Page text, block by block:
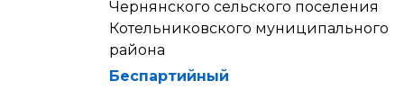
Чернянского сельского поселения
Котельниковского муниципального
района
Беспартийный